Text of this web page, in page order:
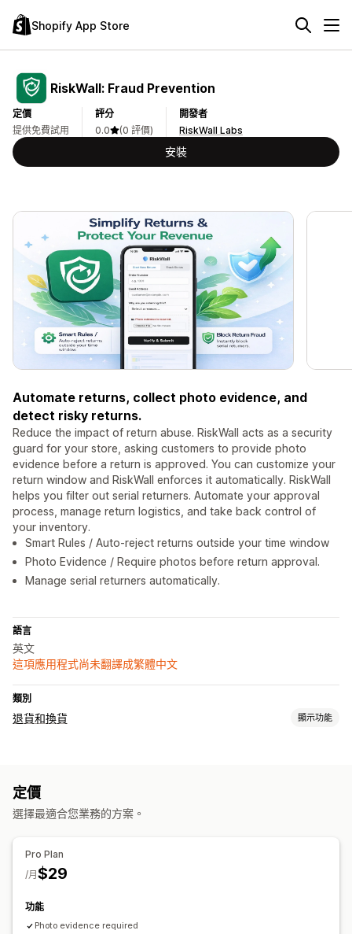
Shopify App Store
RiskWall: Fraud Prevention
定價
提供免費試用
評分
0.0
(0 評價)
開發者
RiskWall Labs
安裝
Automate returns, collect photo evidence, and
detect risky returns.
Reduce the impact of return abuse. RiskWall acts as a security
guard for your store, asking customers to provide photo
evidence before a return is approved. You can customize your
return window and RiskWall enforces it automatically. RiskWall
helps you filter out serial returners. Automate your approval
process, manage return logistics, and take back control of
your inventory.
Smart Rules / Auto-reject returns outside your time window
Photo Evidence / Require photos before return approval.
Manage serial returners automatically.
語言
英文
這項應用程式尚未翻譯成繁體中文
類別
退貨和換貨 顯示功能
定價
選擇最適合您業務的方案。
Pro Plan
$29
/月
功能
Photo evidence required